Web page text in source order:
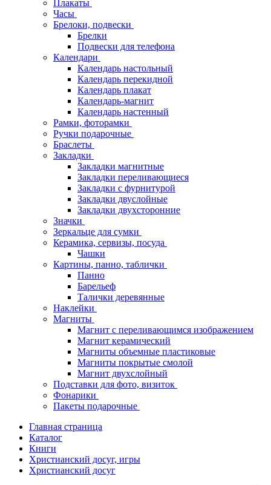
Плакаты
Часы
Брелоки, подвески
Брелки
Подвески для телефона
Календари
Календарь настольный
Календарь перекидной
Календарь плакат
Календарь-магнит
Календарь настенный
Рамки, фоторамки
Ручки подарочные
Браслеты
Закладки
Закладки магнитные
Закладки переливающиеся
Закладки с фурнитурой
Закладки двуслойные
Закладки двухсторонние
Значки
Зеркальце для сумки
Керамика, сервизы, посуда
Чашки
Картины, панно, таблички
Панно
Барельеф
Талички деревянные
Наклейки
Магниты
Магнит с переливающимся изображением
Магнит керамический
Магниты объемные пластиковые
Магниты покрытые смолой
Магнит двухслойный
Подставки для фото, визиток
Фонарики
Пакеты подарочные
Главная страница
Каталог
Книги
Христианский досуг, игры
Христианский досуг